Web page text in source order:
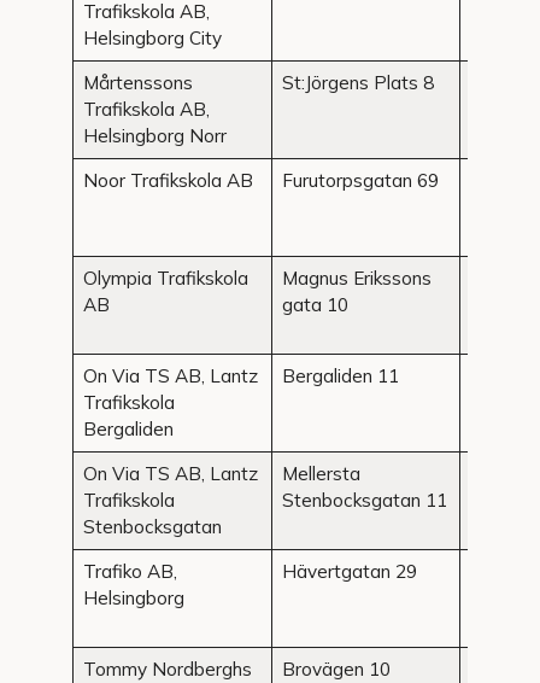
Trafikskola AB,
Helsingborg City
Mårtenssons
Trafikskola AB,
Helsingborg Norr
St:Jörgens Plats 8
Noor Trafikskola AB Furutorpsgatan 69
Olympia Trafikskola
AB
Magnus Erikssons
gata 10
On Via TS AB, Lantz
Trafikskola
Bergaliden
Bergaliden 11
On Via TS AB, Lantz
Trafikskola
Stenbocksgatan
Mellersta
Stenbocksgatan 11
Trafiko AB,
Helsingborg
Hävertgatan 29
Tommy Nordberghs
Brovägen 10